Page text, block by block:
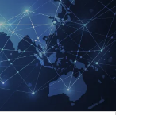
集客支援
ケティング